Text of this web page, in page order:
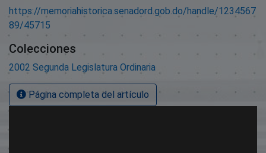
https://memoriahistorica.senadord.gob.do/handle/1234567
89/45715
Colecciones
2002 Segunda Legislatura Ordinaria
Página completa del artículo